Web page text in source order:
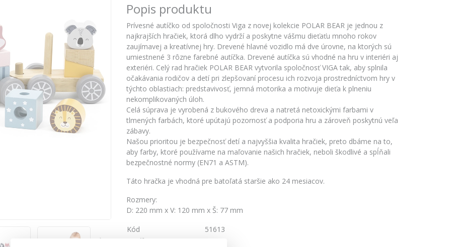
Popis produktu
Prívesné autíčko od spoločnosti Viga z novej kolekcie POLAR BEAR je jednou z
najkrajších hračiek, ktorá dlho vydrží a poskytne vášmu dieťaťu mnoho rokov
zaujímavej a kreatívnej hry. Drevené hlavné vozidlo má dve úrovne, na ktorých sú
umiestnené 3 rôzne farebné autíčka. Drevené autíčka sú vhodné na hru v interiéri aj
exteriéri. Celý rad hračiek POLAR BEAR vytvorila spoločnosť VIGA tak, aby splnila
očakávania rodičov a detí pri zlepšovaní procesu ich rozvoja prostredníctvom hry v
týchto oblastiach: predstavivosť, jemná motorika a motivuje dieťa k plneniu
nekomplikovaných úloh.
Celá súprava je vyrobená z bukového dreva a natretá netoxickými farbami v
tlmených farbách, ktoré upútajú pozornosť a podporia hru a zároveň poskytnú veľa
zábavy.
Našou prioritou je bezpečnosť detí a najvyššia kvalita hračiek, preto dbáme na to,
aby farby, ktoré používame na maľovanie našich hračiek, neboli škodlivé a spĺňali
bezpečnostné normy (EN71 a ASTM).
Táto hračka je vhodná pre batoľatá staršie ako 24 mesiacov.
Rozmery:
D: 220 mm x V: 120 mm x Š: 77 mm
Kód
51613
Značka